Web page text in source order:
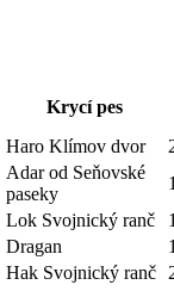
Krycí pes
Haro Klímov dvor
Adar od Seňovské
paseky
Lok Svojnický ranč
Dragan
Hak Svojnický ranč